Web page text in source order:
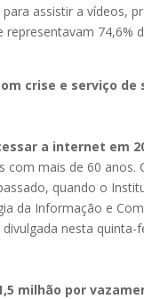
assistir a vídeos,
74,6%
crise e serviço
a internet em
mais de 60 anos.
quando o
da Informação e
nesta quinta-
milhão por